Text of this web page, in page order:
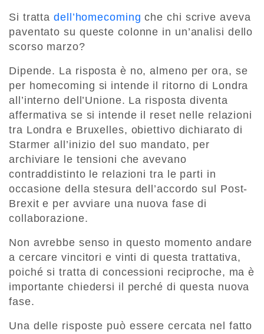
Si trattadell’homecoming che chi scrive aveva
paventato su queste colonne in un’analisi dello
scorso marzo?
Dipende. La risposta è no, almeno per ora, se
per homecoming si intende il ritorno di Londra
all’interno dell’Unione. La risposta diventa
affermativa se si intende il reset nelle relazioni
tra Londra e Bruxelles, obiettivo dichiarato di
Starmer all’inizio del suo mandato, per
archiviare le tensioni che avevano
contraddistinto le relazioni tra le parti in
occasione della stesura dell’accordo sul Post-
Brexit e per avviare una nuova fase di
collaborazione.
Non avrebbe senso in questo momento andare
a cercare vincitori e vinti di questa trattativa,
poiché si tratta di concessioni reciproche, ma è
importante chiedersi il perché di questa nuova
fase.
Una delle risposte può essere cercata nel fatto